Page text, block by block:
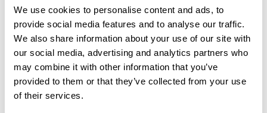
We use cookies to personalise content and ads, to
provide social media features and to analyse our traffic.
We also share information about your use of our site with
our social media, advertising and analytics partners who
may combine it with other information that you’ve
provided to them or that they’ve collected from your use
of their services.
Aggiungi una recensione